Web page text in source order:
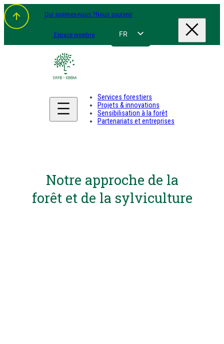
Qui sommes-nous ?Nous soutenir
Espace membre FR
DE
Services forestiers
Projets & innovations
Sensibilisation à la forêt
Partenariats et entreprises
Notre approche de la
forêt et de la sylviculture